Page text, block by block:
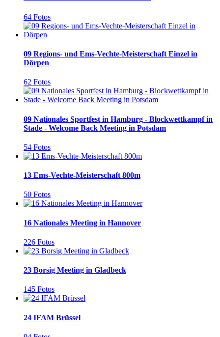
64 Fotos
09 Regions- und Ems-Vechte-Meisterschaft Einzel in
Dörpen
62 Fotos
09 Nationales Sportfest in Hamburg - Blockwettkampf in
Stade - Welcome Back Meeting in Potsdam
54 Fotos
13 Ems-Vechte-Meisterschaft 800m
50 Fotos
16 Nationales Meeting in Hannover
226 Fotos
23 Borsig Meeting in Gladbeck
145 Fotos
24 IFAM Brüssel